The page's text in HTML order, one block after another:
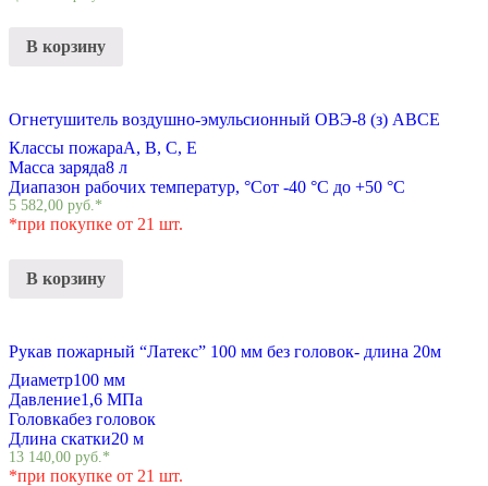
В корзину
Огнетушитель воздушно-эмульсионный ОВЭ-8 (з) АВCЕ
Классы пожараA, B, C, E
Масса заряда8 л
Диапазон рабочих температур, °Сот -40 °С до +50 °С
5 582,00 руб. *
*при покупке от 21 шт.
В корзину
Рукав пожарный “Латекс” 100 мм без головок- длина 20м
Диаметр100 мм
Давление1,6 МПа
Головкабез головок
Длина скатки20 м
13 140,00 руб. *
*при покупке от 21 шт.